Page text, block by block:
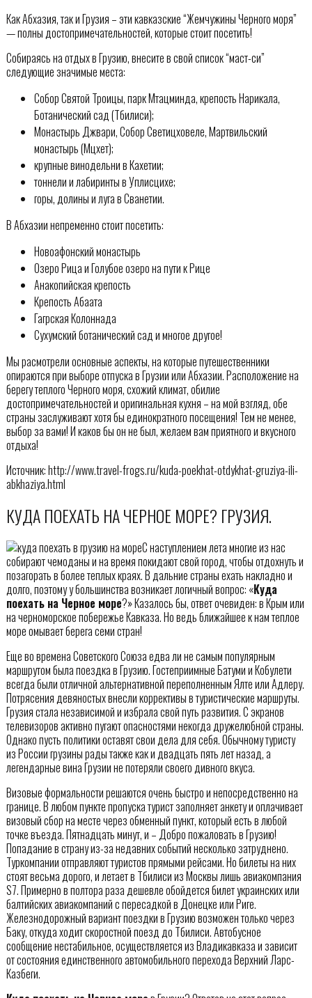
Как Абхазия, так и Грузия – эти кавказские “Жемчужины Черного моря”
— полны достопримечательностей, которые стоит посетить!
Собираясь на отдых в Грузию, внесите в свой список “маст-си”
следующие значимые места:
Собор Святой Троицы, парк Мтацминда, крепость Нарикала,
Ботанический сад (Тбилиси);
Монастырь Джвари, Собор Светицховеле, Мартвильский
монастырь (Мцхет);
крупные винодельни в Кахетии;
тоннели и лабиринты в Уплисцихе;
горы, долины и луга в Сванетии.
В Абхазии непременно стоит посетить:
Новоафонский монастырь
Озеро Рица и Голубое озеро на пути к Рице
Анакопийская крепость
Крепость Абаата
Гагрская Колоннада
Сухумский ботанический сад и многое другое!
Мы расмотрели основные аспекты, на которые путешественники
опираются при выборе отпуска в Грузии или Абхазии. Расположение на
берегу теплого Черного моря, схожий климат, обилие
достопримечательностей и оригинальная кухня – на мой взгляд, обе
страны заслуживают хотя бы единократного посещения! Тем не менее,
выбор за вами! И каков бы он не был, желаем вам приятного и вкусного
отдыха!
Источник: http://www.travel-frogs.ru/kuda-poekhat-otdykhat-gruziya-ili-
abkhaziya.html
КУДА ПОЕХАТЬ НА ЧЕРНОЕ МОРЕ? ГРУЗИЯ.
С наступлением лета многие из нас
собирают чемоданы и на время покидают свой город, чтобы отдохнуть и
позагорать в более теплых краях. В дальние страны ехать накладно и
долго, поэтому у большинства возникает логичный вопрос: «Куда
поехать на Черное море?» Казалось бы, ответ очевиден: в Крым или
на черноморское побережье Кавказа. Но ведь ближайшее к нам теплое
море омывает берега семи стран!
Еще во времена Советского Союза едва ли не самым популярным
маршрутом была поездка в Грузию. Гостеприимные Батуми и Кобулети
всегда были отличной альтернативной переполненным Ялте или Адлеру.
Потрясения девяностых внесли коррективы в туристические маршруты.
Грузия стала независимой и избрала свой путь развития. С экранов
телевизоров активно пугают опасностями некогда дружелюбной страны.
Однако пусть политики оставят свои дела для себя. Обычному туристу
из России грузины рады также как и двадцать пять лет назад, а
легендарные вина Грузии не потеряли своего дивного вкуса.
Визовые формальности решаются очень быстро и непосредственно на
границе. В любом пункте пропуска турист заполняет анкету и оплачивает
визовый сбор на месте через обменный пункт, который есть в любой
точке въезда. Пятнадцать минут, и – Добро пожаловать в Грузию!
Попадание в страну из-за недавних событий несколько затруднено.
Туркомпании отправляют туристов прямыми рейсами. Но билеты на них
стоят весьма дорого, и летает в Тбилиси из Москвы лишь авиакомпания
S7. Примерно в полтора раза дешевле обойдется билет украинских или
балтийских авиакомпаний с пересадкой в Донецке или Риге.
Железнодорожный вариант поездки в Грузию возможен только через
Баку, откуда ходит скоростной поезд до Тбилиси. Автобусное
сообщение нестабильное, осуществляется из Владикавказа и зависит
от состояния единственного автомобильного перехода Верхний Ларс-
Казбеги.